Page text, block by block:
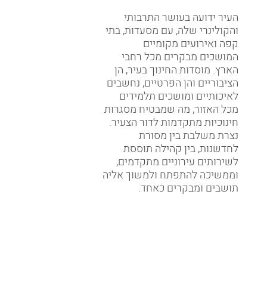
העיר ידועה בעושר התרבותי
והקולינרי שלה, עם מסעדות, בתי
קפה ואירועים מקומיים
המושכים מבקרים מכל רחבי
הארץ. מוסדות החינוך בעיר, הן
הציבוריים והן הפרטיים, נחשבים
לאיכותיים ומושכים תלמידים
מכל האזור, מה שמבטיח מסגרות
חינוכיות מתקדמות לדור הצעיר.
נצרת משלבת בין מסורת
לחדשנות, בין קהילה תוססת
לשירותים עירוניים מתקדמים,
וממשיכה להתפתח ולמשוך אליה
תושבים ומבקרים כאחד.